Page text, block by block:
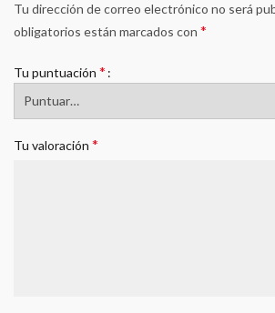
Tu dirección de correo electrónico no será
obligatorios están marcados con *
Tu puntuación *
Tu valoración *